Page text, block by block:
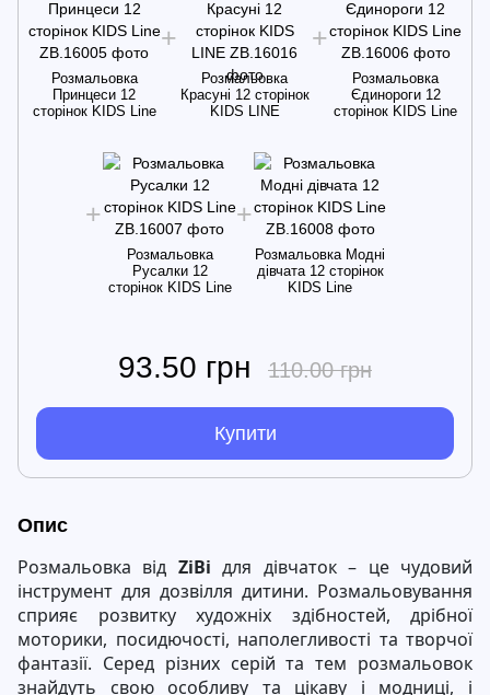
Розмальовка
Принцеси 12
сторінок KIDS Line
Розмальовка
Красуні 12 сторінок
KIDS LINE
Розмальовка
Єдинороги 12
сторінок KIDS Line
Розмальовка
Русалки 12
сторінок KIDS Line
Розмальовка Модні
дівчата 12 сторінок
KIDS Line
93.50 грн 110.00 грн
Купити
Опис
Розмальовка від ZiBi для дівчаток – це чудовий
інструмент для дозвілля дитини. Розмальовування
сприяє розвитку художніх здібностей, дрібної
моторики, посидючості, наполегливості та творчої
фантазії. Серед різних серій та тем розмальовок
знайдуть свою особливу та цікаву і модниці, і